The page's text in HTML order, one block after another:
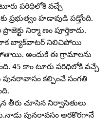
పరిధిలోకి వచ్చే
హడావుడి పడ్తోంది.
నిర్మా ణం పూర్తికాదు.
చాక బ్యాక్‌వాటర్‌ నిలిచిపోయి
అందుకే ఈ గ్రామాలను
45 కాం టూరు పరిధిలోకి వచ్చే
పునరావాసం కల్పించే సంగతి
చూసిన నిర్వాసితులు
పునరావసం అరకొరగానే